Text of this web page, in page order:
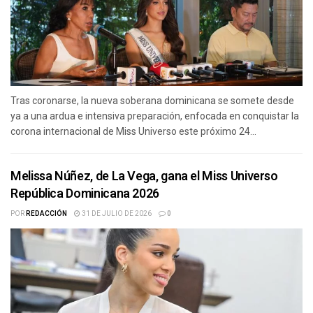
Tras coronarse, la nueva soberana dominicana se somete desde
ya a una ardua e intensiva preparación, enfocada en conquistar la
corona internacional de Miss Universo este próximo 24...
Melissa Núñez, de La Vega, gana el Miss Universo
República Dominicana 2026
PORREDACCIÓN 31 DE JULIO DE 2026 0